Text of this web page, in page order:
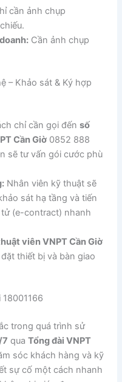
cần ảnh chụp
Cần ảnh chụp
– Khảo sát & Ký hợp
chỉ cần gọi đếnsố
Cần Giờ 0852 888
sẽ tư vấn gói cước phù
Nhân viên kỹ thuật sẽ
sát hạ tầng và tiến
(e-contract) nhanh
viên VNPT Cần Giờ
thiết bị và bàn giao
trong quá trình sử
7 quaTổng đài VNPT
sóc khách hàng và kỹ
sự cố một cách nhanh